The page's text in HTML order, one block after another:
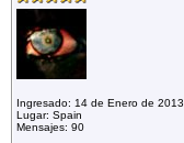
Ingresado: 14 de Enero de 2013
Lugar: Spain
Mensajes: 90